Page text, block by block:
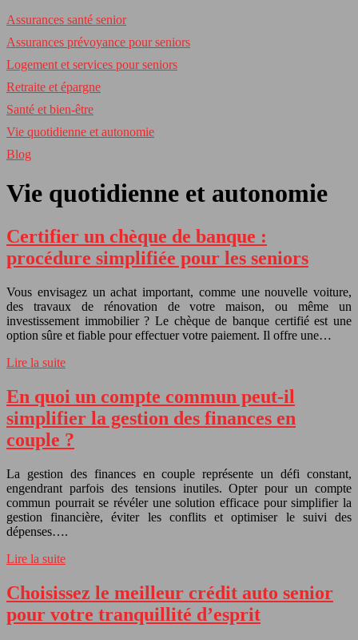
Assurances santé senior
Assurances prévoyance pour seniors
Logement et services pour seniors
Retraite et épargne
Santé et bien-être
Vie quotidienne et autonomie
Blog
Vie quotidienne et autonomie
Certifier un chèque de banque :
procédure simplifiée pour les seniors
Vous envisagez un achat important, comme une nouvelle voiture,
des travaux de rénovation de votre maison, ou même un
investissement immobilier ? Le chèque de banque certifié est une
option sûre et fiable pour effectuer votre paiement. Il offre une…
Lire la suite
En quoi un compte commun peut-il
simplifier la gestion des finances en
couple ?
La gestion des finances en couple représente un défi constant,
engendrant parfois des tensions inutiles. Opter pour un compte
commun pourrait se révéler une solution efficace pour simplifier la
gestion financière, éviter les conflits et optimiser le suivi des
dépenses….
Lire la suite
Choisissez le meilleur crédit auto senior
pour votre tranquillité d’esprit